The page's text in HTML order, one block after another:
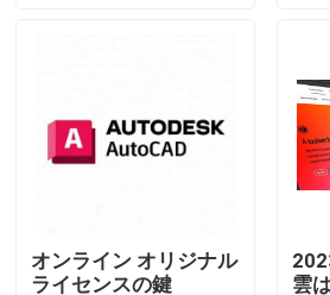
ニュース
ソフトウェア免許証のキー
オンライン オリジナル
ライセンスの鍵
雲